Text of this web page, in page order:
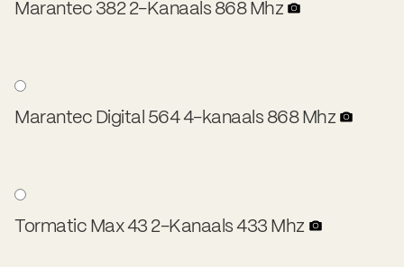
Marantec 382 2-Kanaals 868 Mhz
Marantec Digital 564 4-kanaals 868 Mhz
Tormatic Max 43 2-Kanaals 433 Mhz